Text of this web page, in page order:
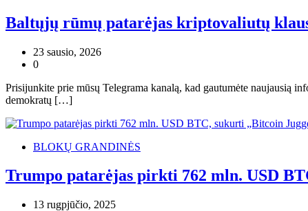
Baltųjų rūmų patarėjas kriptovaliutų
23 sausio, 2026
0
Prisijunkite prie mūsų Telegrama kanalą, kad gautumėte naujausią
demokratų […]
BLOKŲ GRANDINĖS
Trumpo patarėjas pirkti 762 mln. USD
13 rugpjūčio, 2025